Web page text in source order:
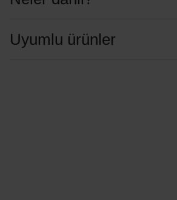
Uyumlu ürünler